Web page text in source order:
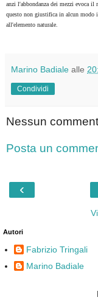
anzi l'abbondanza dei mezzi evoca
questo non giustifica in alcun modo
all'elemento naturale.
Marino Badiale alle
Condividi
Nessun
Posta un
‹
Autori
Fabrizio Tringali
Marino Badiale